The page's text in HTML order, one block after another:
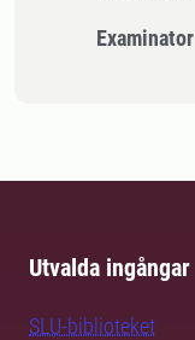
Examinator
Utvalda ingångar
SLU-biblioteket